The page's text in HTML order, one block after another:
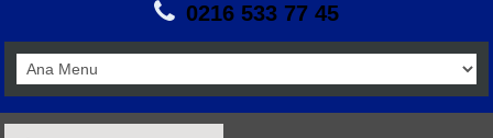
0216 533 77 45